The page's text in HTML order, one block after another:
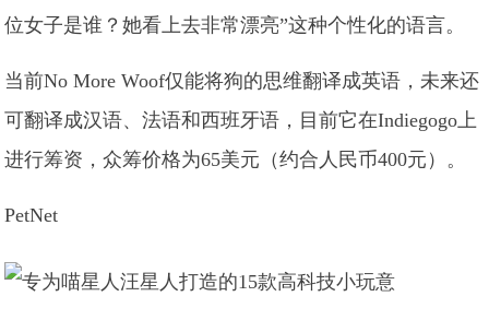
位女子是谁？她看上去非常漂亮”这种个性化的语言。
当前No More Woof仅能将狗的思维翻译成英语，未来还
可翻译成汉语、法语和西班牙语，目前它在Indiegogo上
进行筹资，众筹价格为65美元（约合人民币400元）。
PetNet